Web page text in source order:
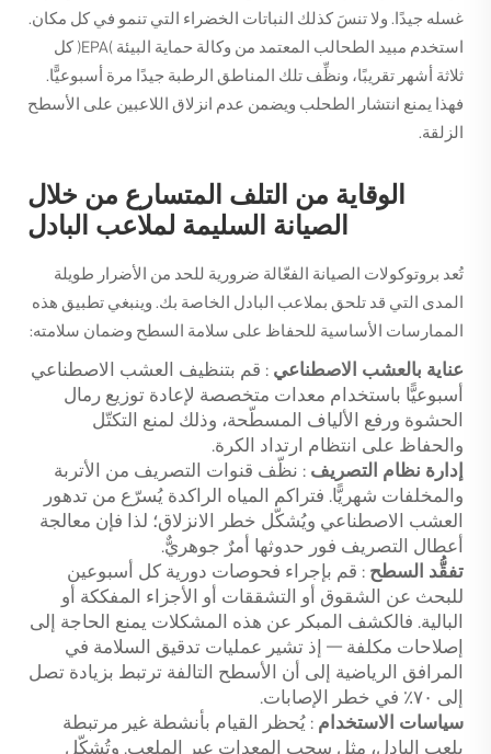
غسله جيدًا. ولا تنسَ كذلك النباتات الخضراء التي تنمو في كل مكان.
استخدم مبيد الطحالب المعتمد من وكالة حماية البيئة (EPA) كل
ثلاثة أشهر تقريبًا، ونظِّف تلك المناطق الرطبة جيدًا مرة أسبوعيًّا.
فهذا يمنع انتشار الطحلب ويضمن عدم انزلاق اللاعبين على الأسطح
الزلقة.
الوقاية من التلف المتسارع من خلال
الصيانة السليمة لملاعب البادل
تُعد بروتوكولات الصيانة الفعّالة ضرورية للحد من الأضرار طويلة
المدى التي قد تلحق بملاعب البادل الخاصة بك. وينبغي تطبيق هذه
الممارسات الأساسية للحفاظ على سلامة السطح وضمان سلامته:
عناية بالعشب الاصطناعي : قم بتنظيف العشب الاصطناعي
أسبوعيًّا باستخدام معدات متخصصة لإعادة توزيع رمال
الحشوة ورفع الألياف المسطّحة، وذلك لمنع التكتّل
والحفاظ على انتظام ارتداد الكرة.
إدارة نظام التصريف : نظّف قنوات التصريف من الأتربة
والمخلفات شهريًّا. فتراكم المياه الراكدة يُسرّع من تدهور
العشب الاصطناعي ويُشكّل خطر الانزلاق؛ لذا فإن معالجة
أعطال التصريف فور حدوثها أمرٌ جوهريٌّ.
تفقُّد السطح : قم بإجراء فحوصات دورية كل أسبوعين
للبحث عن الشقوق أو التشققات أو الأجزاء المفككة أو
البالية. فالكشف المبكر عن هذه المشكلات يمنع الحاجة إلى
إصلاحات مكلفة — إذ تشير عمليات تدقيق السلامة في
المرافق الرياضية إلى أن الأسطح التالفة ترتبط بزيادة تصل
إلى ٧٠٪ في خطر الإصابات.
سياسات الاستخدام : يُحظر القيام بأنشطة غير مرتبطة
بلعب البادل، مثل سحب المعدات عبر الملعب. وتُشكّل